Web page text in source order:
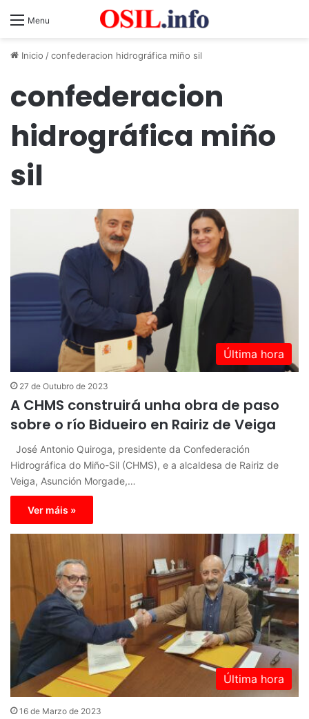
Menu
Inicio /confederacion hidrográfica miño sil
confederacion
hidrográfica miño
sil
Última hora
27 de Outubro de 2023
A CHMS construirá unha obra de paso
sobre o río Bidueiro en Rairiz de Veiga
José Antonio Quiroga, presidente da Confederación
Hidrográfica do Miño-Sil (CHMS), e a alcaldesa de Rairiz de
Veiga, Asunción Morgade,…
Ver máis »
Última hora
16 de Marzo de 2023